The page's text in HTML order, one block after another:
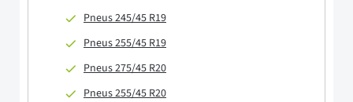
Pneus 245/45 R19
Pneus 255/45 R19
Pneus 275/45 R20
Pneus 255/45 R20